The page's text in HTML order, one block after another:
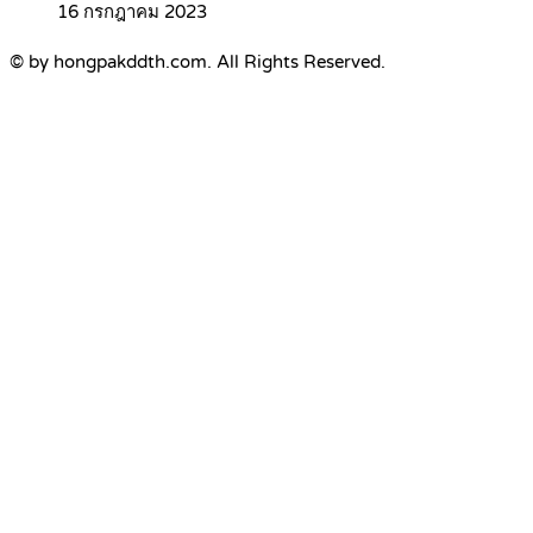
16 กรกฎาคม 2023
© by hongpakddth.com. All Rights Reserved.